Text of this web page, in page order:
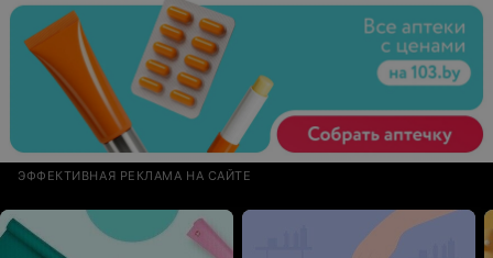
ЭФФЕКТИВНАЯ РЕКЛАМА НА САЙТЕ